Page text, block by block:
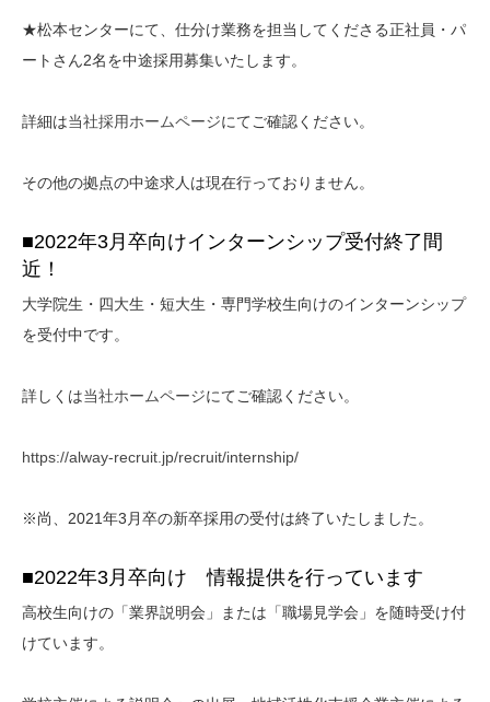
★松本センターにて、仕分け業務を担当してくださる正社員・パ
ートさん2名を中途採用募集いたします。
詳細は当社採用ホームページにてご確認ください。
その他の拠点の中途求人は現在行っておりません。
■2022年3月卒向けインターンシップ受付終了間
近！
大学院生・四大生・短大生・専門学校生向けのインターンシップ
を受付中です。
詳しくは当社ホームページにてご確認ください。
https://alway-recruit.jp/recruit/internship/
※尚、2021年3月卒の新卒採用の受付は終了いたしました。
■2022年3月卒向け 情報提供を行っています
高校生向けの「業界説明会」または「職場見学会」を随時受け付
けています。